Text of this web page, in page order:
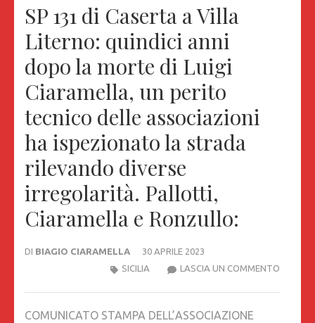
SP 131 di Caserta a Villa
Literno: quindici anni
dopo la morte di Luigi
Ciaramella, un perito
tecnico delle associazioni
ha ispezionato la strada
rilevando diverse
irregolarità. Pallotti,
Ciaramella e Ronzullo:
DI BIAGIO CIARAMELLA
30 APRILE 2023
LASCIA UN COMMENTO
SICILIA
COMUNICATO STAMPA DELL’ASSOCIAZIONE